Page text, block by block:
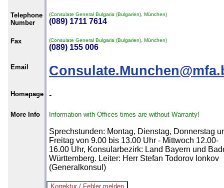
Telephone
Number
(Consulate General Bulgaria (Bulgarien), München)
(089) 1711 7614
Fax (Consulate General Bulgaria (Bulgarien), München)
(089) 155 006
Email
Homepage -
More Info Information with Offices times are without Warranty!
Sprechstunden: Montag, Dienstag, Donnerstag
Freitag von 9.00 bis 13.00 Uhr - Mittwoch 12.00-
16.00 Uhr, Konsularbezirk: Land Bayern und
Württemberg. Leiter: Herr Stefan Todorov Ionkov
(Generalkonsul)